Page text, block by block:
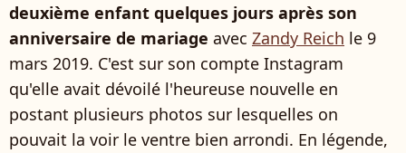
deuxième enfant quelques jours après son
anniversaire de mariage avec Zandy Reich le 9
mars 2019. C'est sur son compte Instagram
qu'elle avait dévoilé l'heureuse nouvelle en
postant plusieurs photos sur lesquelles on
pouvait la voir le ventre bien arrondi. En légende,